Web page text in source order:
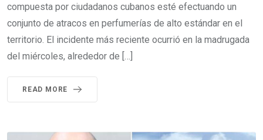
compuesta por ciudadanos cubanos esté efectuando un
conjunto de atracos en perfumerías de alto estándar en el
territorio. El incidente más reciente ocurrió en la madrugada
del miércoles, alrededor de […]
READ MORE